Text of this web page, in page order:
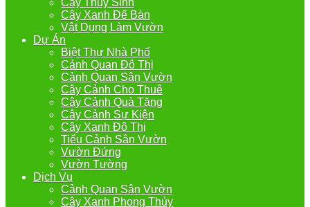
Cây Xanh Để Bàn
Vật Dụng Làm Vườn
Dự Án
Biệt Thự Nhà Phố
Cảnh Quan Đô Thị
Cảnh Quan Sân Vườn
Cây Cảnh Cho Thuê
Cây Cảnh Quà Tặng
Cây Cảnh Sự Kiện
Cây Xanh Đô Thị
Tiểu Cảnh Sân Vườn
Vườn Đứng
Vườn Tường
Dịch Vụ
Cảnh Quan Sân Vườn
Cây Xanh Phong Thủy